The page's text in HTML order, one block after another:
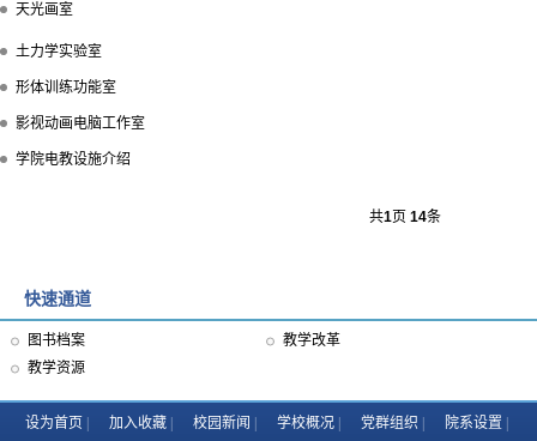
快速通道
图书档案
教学改革
教学资源
天光画室
土力学实验室
形体训练功能室
影视动画电脑工作室
学院电教设施介绍
共1页 14条
设为首页 加入收藏 校园新闻 学校概况 党群组织 院系设置